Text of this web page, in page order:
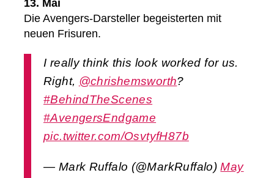
13. Mai
Die Avengers-Darsteller begeisterten mit
neuen Frisuren.
I really think this look worked for us.
Right, @chrishemsworth?
#BehindTheScenes
#AvengersEndgame
pic.twitter.com/OsvtyfH87b
— Mark Ruffalo (@MarkRuffalo)May